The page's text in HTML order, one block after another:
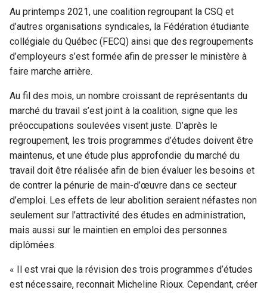
Au printemps 2021, une coalition regroupant la CSQ et
d’autres organisations syndicales, la Fédération étudiante
collégiale du Québec (FECQ) ainsi que des regroupements
d’employeurs s’est formée afin de presser le ministère à
faire marche arrière.
Au fil des mois, un nombre croissant de représentants du
marché du travail s’est joint à la coalition, signe que les
préoccupations soulevées visent juste. D’après le
regroupement, les trois programmes d’études doivent être
maintenus, et une étude plus approfondie du marché du
travail doit être réalisée afin de bien évaluer les besoins et
de contrer la pénurie de main-d’œuvre dans ce secteur
d’emploi. Les effets de leur abolition seraient néfastes non
seulement sur l’attractivité des études en administration,
mais aussi sur le maintien en emploi des personnes
diplômées.
« Il est vrai que la révision des trois programmes d’études
est nécessaire, reconnait Micheline Rioux. Cependant, créer